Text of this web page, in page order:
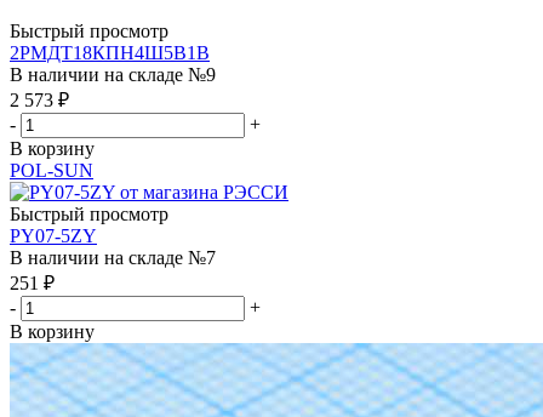
Быстрый просмотр
2РМДТ18КПН4Ш5В1В
В наличии на складе №9
2 573 ₽
-
+
В корзину
POL-SUN
Быстрый просмотр
PY07-5ZY
В наличии на складе №7
251 ₽
-
+
В корзину